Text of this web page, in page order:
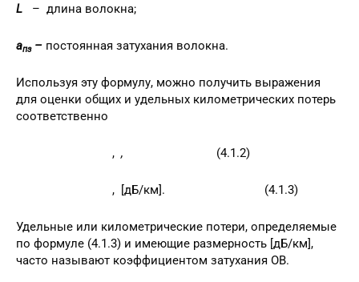
L – длина волокна;
aпз– постоянная затухания волокна.
Используя эту формулу, можно получить выражения
для оценки общих и удельных километрических потерь
соответственно
, , (4.1.2)
, [дБ/км]. (4.1.3)
Удельные или километрические потери, определяемые
по формуле (4.1.3) и имеющие размерность [дБ/км],
часто называют коэффициентом затухания ОВ.